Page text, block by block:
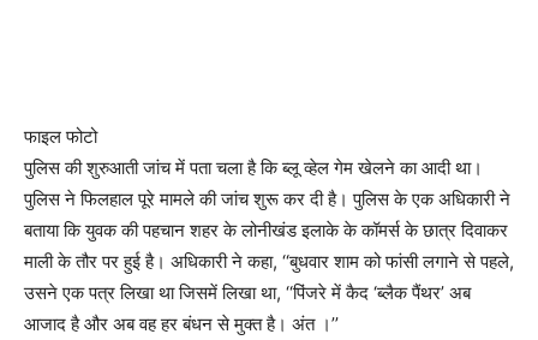
फाइल फोटो
पुलिस की शुरुआती जांच में पता चला है कि ब्लू व्हेल गेम खेलने का आदी था।
पुलिस ने फिलहाल पूरे मामले की जांच शुरू कर दी है। पुलिस के एक अधिकारी ने
बताया कि युवक की पहचान शहर के लोनीखंड इलाके के कॉमर्स के छात्र दिवाकर
माली के तौर पर हुई है। अधिकारी ने कहा, ‘‘बुधवार शाम को फांसी लगाने से पहले,
उसने एक पत्र लिखा था जिसमें लिखा था, ‘‘पिंजरे में कैद ‘ब्लैक पैंथर’ अब
आजाद है और अब वह हर बंधन से मुक्त है। अंत ।’’